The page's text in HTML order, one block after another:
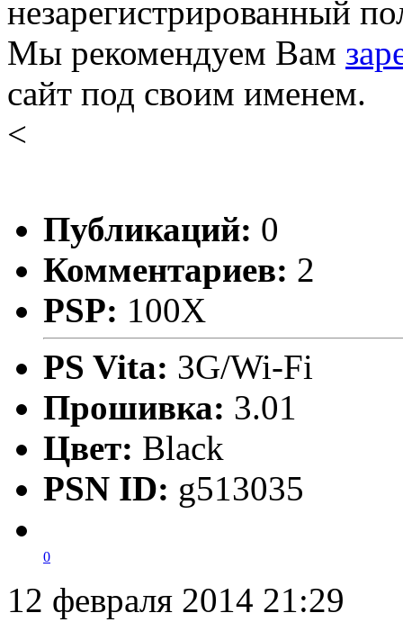
незарегистрированный
Мы рекомендуем Вам
сайт под своим именем.
<
Публикаций: 0
Комментариев: 2
PSP: 100X
PS Vita: 3G/Wi-Fi
Прошивка: 3.01
Цвет: Black
PSN ID: g513035
0
12 февраля 2014 21:29